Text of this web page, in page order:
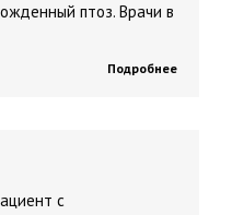
птоз. Врачи в
Подробнее
с